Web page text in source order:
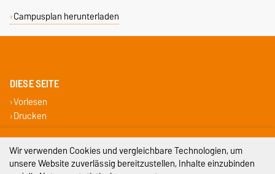
Campusplan herunterladen
DIESE SEITE
Vorlesen
Drucken
Impressum
Datenschutz
Wir verwenden Cookies und vergleichbare Technologien, um
unsere Website zuverlässig bereitzustellen, Inhalte einzubinden